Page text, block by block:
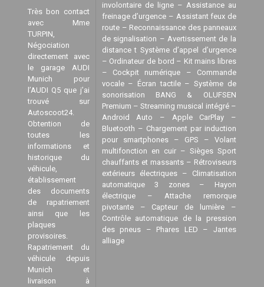
Très bon contact
avec Mme
TURPIN,
Négociation
directement avec
le garage AUDI
Munich pour
l’AUDI Q5 que j’ai
trouvé sur
Autoscoot24.
Obtention de
toutes les
informations et
historique du
véhicule,
établissement
des documents
de rapatriement
ainsi que les
plaques
provisoires.
Rapatriement du
véhicule depuis
Munich et
livraison à
involontaire de ligne – Assistance au
freinage d’urgence – Assistant feux de
route – Reconnaissance des panneaux
de signalisation – Avertissement de la
distance t Système d’appel d’urgence
– Ordinateur de bord – Kit mains libres
– Cockpit numérique – Commande
vocale – Écran tactile – Système de
sonorisation BANG & OLUFSEN
Premium – Streaming musical intégré –
Android Auto – Apple CarPlay –
Bluetooth – Chargement par induction
pour smartphones – GPS – Volant
multifonction en cuir – Sièges Sport
chauffants et massants – Rétroviseurs
extérieurs électriques – Climatisation
automatique 3 zones – Hayon
électrique – Attache remorque
pivotante – Capteur de lumière –
Contrôle automatique de la pression
des pneus – Phares LED – Jantes
alliage